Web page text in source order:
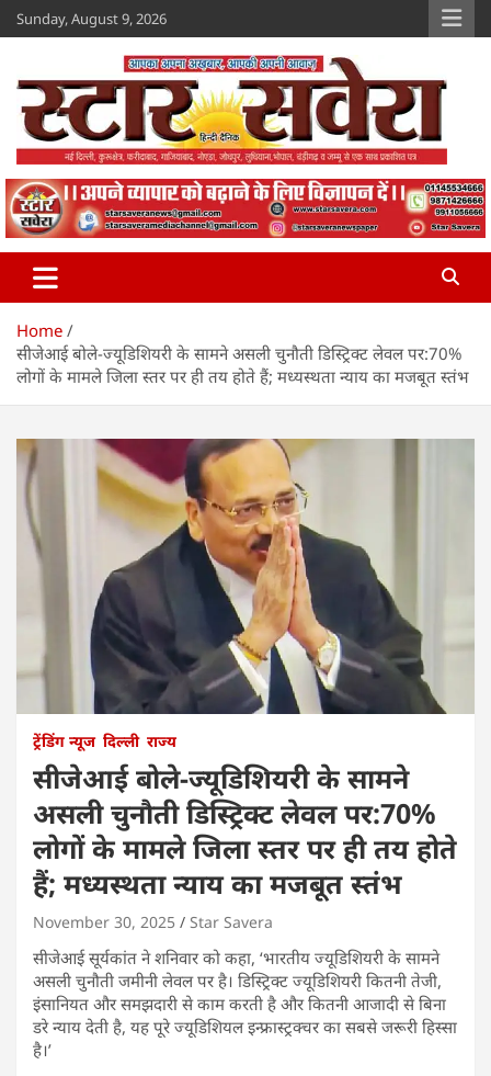
Skip
to
Sunday, August 9, 2026
Star Savera
www.starsavera.com
Home
सीजेआई बोले-ज्यूडिशियरी के सामने असली चुनौती डिस्ट्रिक्ट लेवल पर:70%
लोगों के मामले जिला स्तर पर ही तय होते हैं; मध्यस्थता न्याय का मजबूत स्तंभ
ट्रेंडिंग न्यूज दिल्ली राज्य
सीजेआई बोले-ज्यूडिशियरी के सामने
असली चुनौती डिस्ट्रिक्ट लेवल पर:70%
लोगों के मामले जिला स्तर पर ही तय होते
हैं; मध्यस्थता न्याय का मजबूत स्तंभ
November 30, 2025 Star Savera
सीजेआई सूर्यकांत ने शनिवार को कहा, ‘भारतीय ज्यूडिशियरी के सामने
असली चुनौती जमीनी लेवल पर है। डिस्ट्रिक्ट ज्यूडिशियरी कितनी तेजी,
इंसानियत और समझदारी से काम करती है और कितनी आजादी से बिना
डरे न्याय देती है, यह पूरे ज्यूडिशियल इन्फ्रास्ट्रक्चर का सबसे जरूरी हिस्सा
है।’